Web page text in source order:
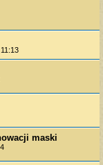
maski